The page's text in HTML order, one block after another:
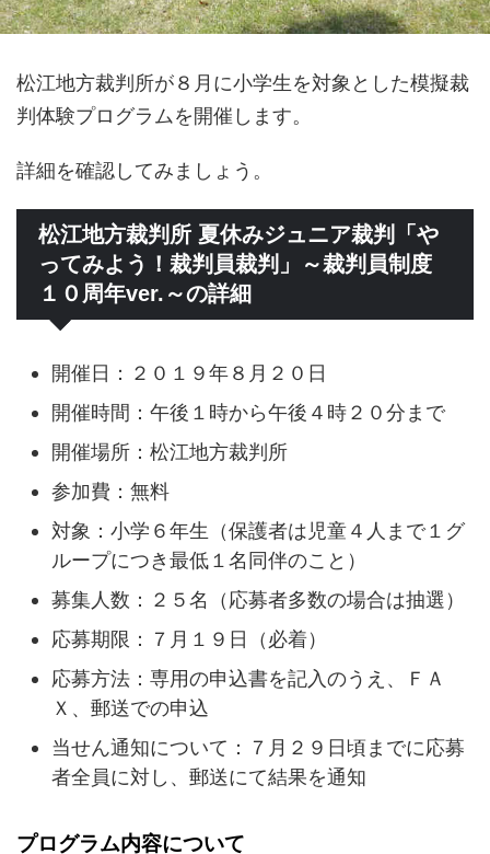
松江地方裁判所が８月に小学生を対象とした模擬裁
判体験プログラムを開催します。
詳細を確認してみましょう。
松江地方裁判所 夏休みジュニア裁判「や
ってみよう！裁判員裁判」～裁判員制度
１０周年ver.～の詳細
開催日：２０１９年８月２０日
開催時間：午後１時から午後４時２０分まで
開催場所：松江地方裁判所
参加費：無料
対象：小学６年生（保護者は児童４人まで１グ
ループにつき最低１名同伴のこと）
募集人数：２５名（応募者多数の場合は抽選）
応募期限：７月１９日（必着）
応募方法：専用の申込書を記入のうえ、ＦＡ
Ｘ、郵送での申込
当せん通知について：７月２９日頃までに応募
者全員に対し、郵送にて結果を通知
プログラム内容について